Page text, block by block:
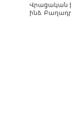
Վրացական
ինձ.